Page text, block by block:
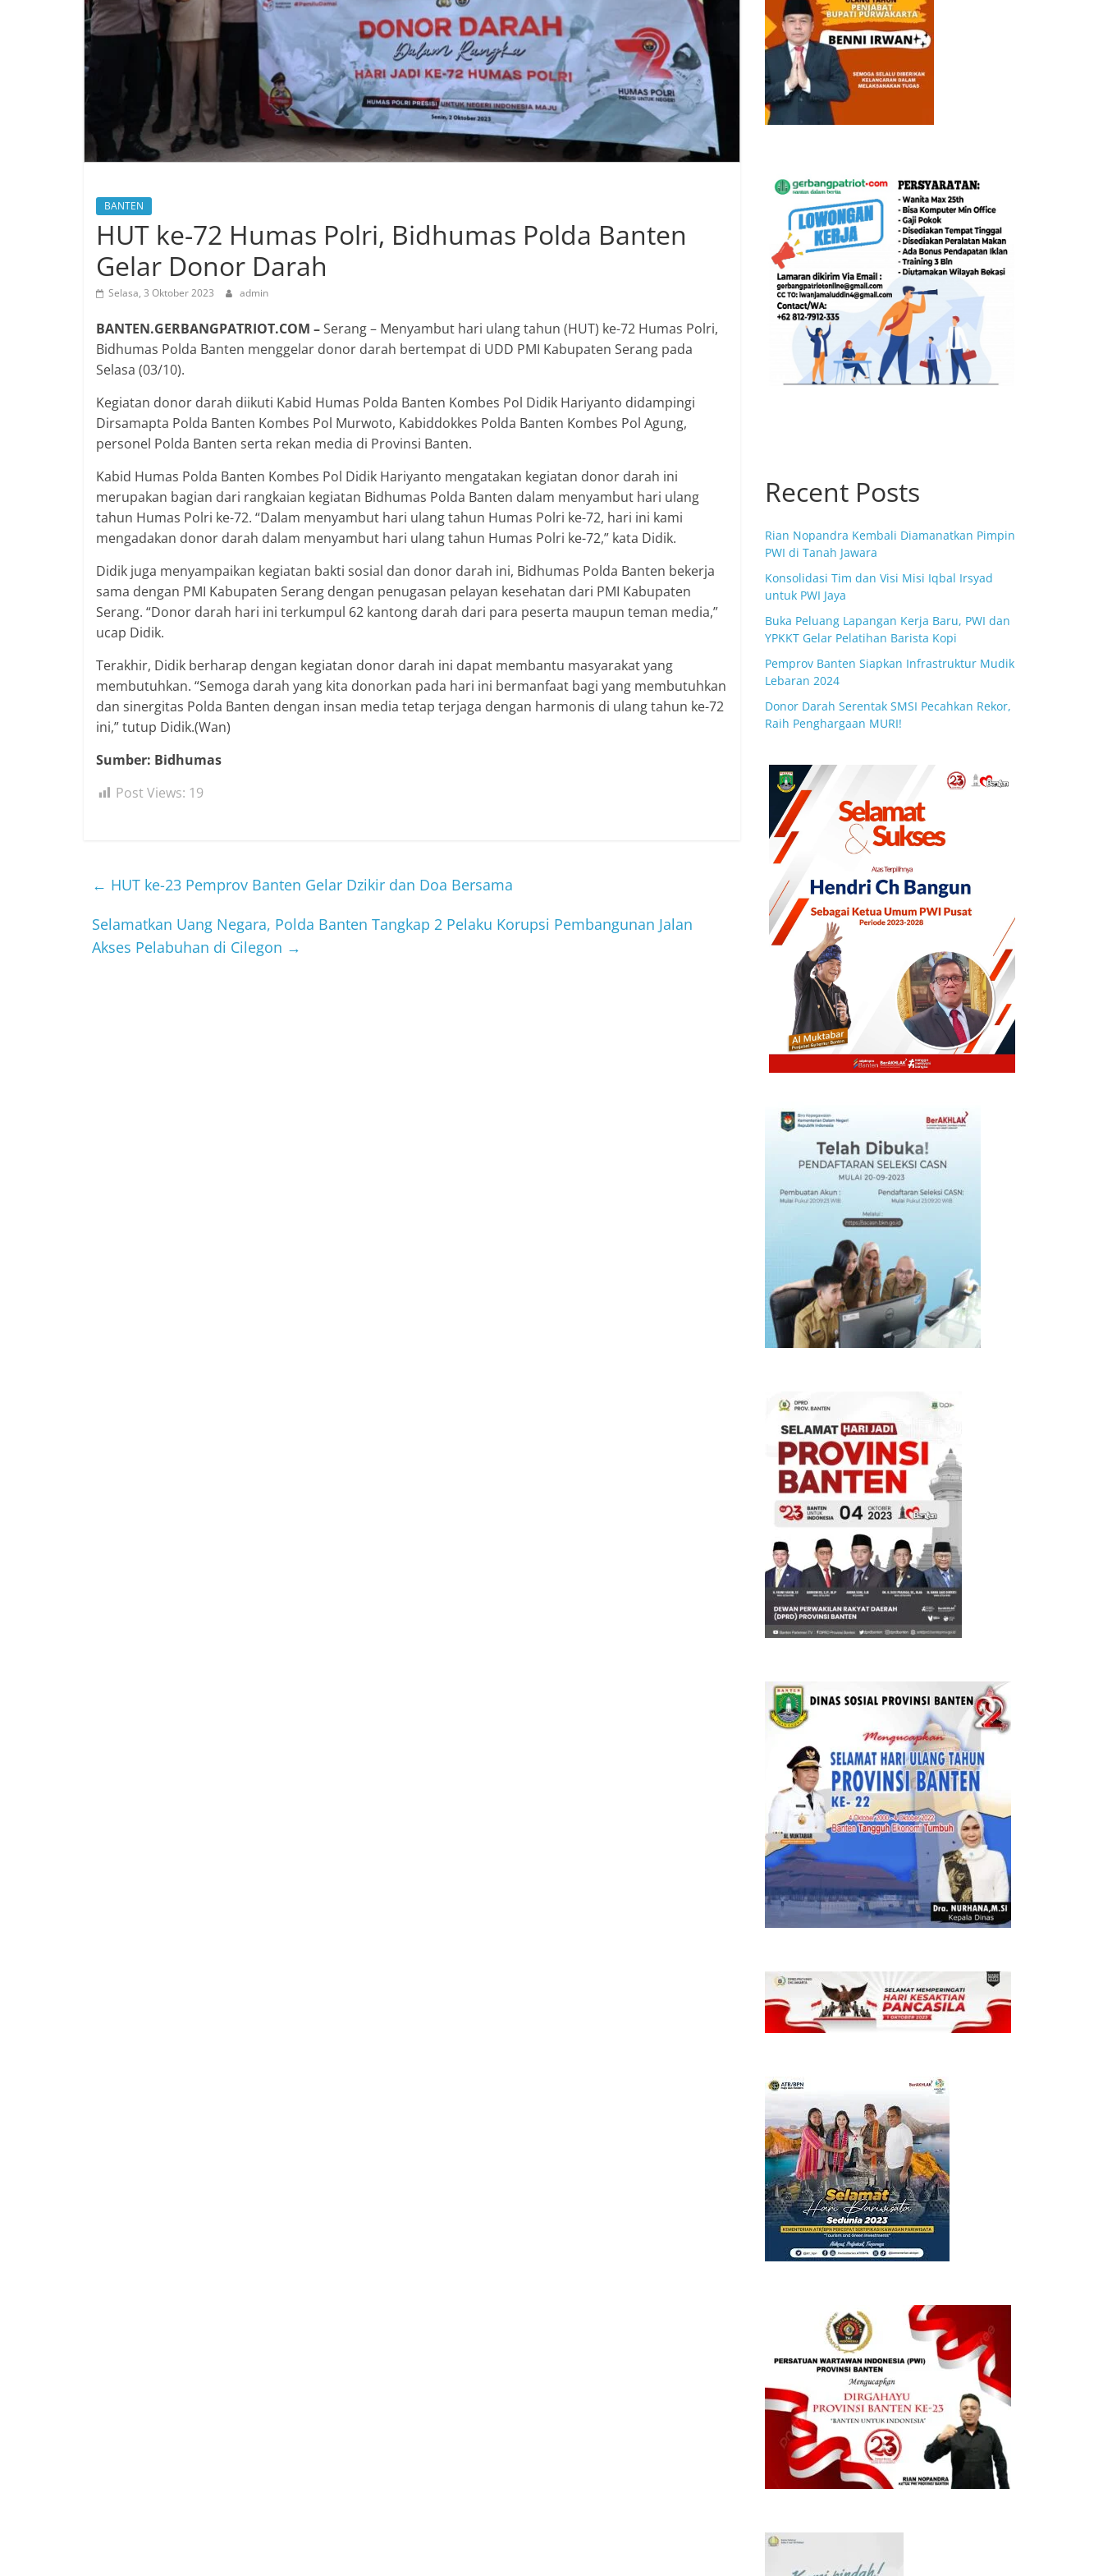
BANTEN
HUT ke-72 Humas Polri, Bidhumas Polda Banten
Gelar Donor Darah
Selasa, 3 Oktober 2023 admin
BANTEN.GERBANGPATRIOT.COM –Serang – Menyambut hari ulang tahun (HUT) ke-72 Humas Polri,
Bidhumas Polda Banten menggelar donor darah bertempat di UDD PMI Kabupaten Serang pada
Selasa (03/10).
Kegiatan donor darah diikuti Kabid Humas Polda Banten Kombes Pol Didik Hariyanto didampingi
Dirsamapta Polda Banten Kombes Pol Murwoto, Kabiddokkes Polda Banten Kombes Pol Agung,
personel Polda Banten serta rekan media di Provinsi Banten.
Kabid Humas Polda Banten Kombes Pol Didik Hariyanto mengatakan kegiatan donor darah ini
merupakan bagian dari rangkaian kegiatan Bidhumas Polda Banten dalam menyambut hari ulang
tahun Humas Polri ke-72. “Dalam menyambut hari ulang tahun Humas Polri ke-72, hari ini kami
mengadakan donor darah dalam menyambut hari ulang tahun Humas Polri ke-72,” kata Didik.
Didik juga menyampaikan kegiatan bakti sosial dan donor darah ini, Bidhumas Polda Banten bekerja
sama dengan PMI Kabupaten Serang dengan penugasan pelayan kesehatan dari PMI Kabupaten
Serang. “Donor darah hari ini terkumpul 62 kantong darah dari para peserta maupun teman media,”
ucap Didik.
Terakhir, Didik berharap dengan kegiatan donor darah ini dapat membantu masyarakat yang
membutuhkan. “Semoga darah yang kita donorkan pada hari ini bermanfaat bagi yang membutuhkan
dan sinergitas Polda Banten dengan insan media tetap terjaga dengan harmonis di ulang tahun ke-72
ini,” tutup Didik.(Wan)
Sumber: Bidhumas
Post Views: 19
← HUT ke-23 Pemprov Banten Gelar Dzikir dan Doa Bersama
Selamatkan Uang Negara, Polda Banten Tangkap 2 Pelaku Korupsi Pembangunan Jalan
Akses Pelabuhan di Cilegon →
Recent Posts
Rian Nopandra Kembali Diamanatkan Pimpin
PWI di Tanah Jawara
Konsolidasi Tim dan Visi Misi Iqbal Irsyad
untuk PWI Jaya
Buka Peluang Lapangan Kerja Baru, PWI dan
YPKKT Gelar Pelatihan Barista Kopi
Pemprov Banten Siapkan Infrastruktur Mudik
Lebaran 2024
Donor Darah Serentak SMSI Pecahkan Rekor,
Raih Penghargaan MURI!